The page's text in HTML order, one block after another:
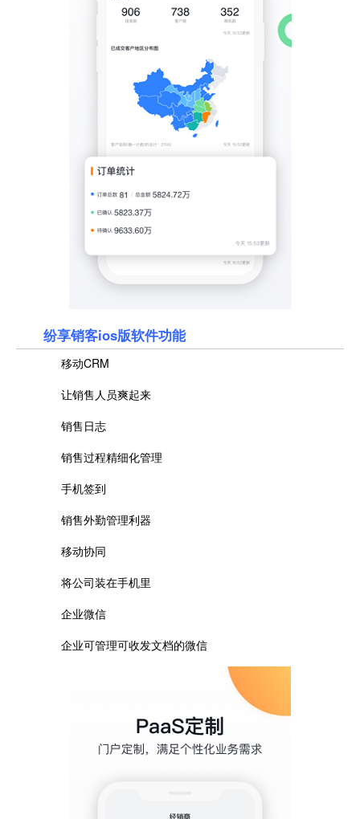
纷享销客ios版软件功能
移动CRM
让销售人员爽起来
销售日志
销售过程精细化管理
手机签到
销售外勤管理利器
移动协同
将公司装在手机里
企业微信
企业可管理可收发文档的微信